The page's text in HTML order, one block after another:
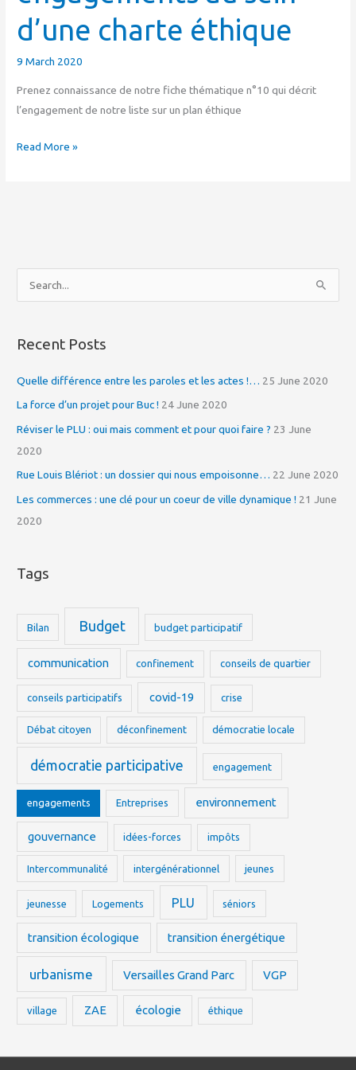
d’une charte éthique
9 March 2020
Prenez connaissance de notre fiche thématique n°10 qui décrit
l’engagement de notre liste sur un plan éthique
engagements
au
sein
d’une
charte
éthique
Read More »
r
c
:
Recent Posts
Quelle différence entre les paroles et les actes !… 25 June 2020
La force d’un projet pour Buc ! 24 June 2020
Réviser le PLU : oui mais comment et pour quoi faire ? 23 June
2020
Rue Louis Blériot : un dossier qui nous empoisonne… 22 June 2020
Les commerces : une clé pour un coeur de ville dynamique ! 21 June
2020
Tags
Bilan Budget budget participatif
communication confinement conseils de quartier
conseils participatifs covid-19 crise
Débat citoyen déconfinement démocratie locale
démocratie participative engagement
engagements Entreprises environnement
gouvernance idées-forces impôts
Intercommunalité intergénérationnel jeunes
jeunesse Logements PLU séniors
transition écologique transition énergétique
urbanisme Versailles Grand Parc VGP
village ZAE écologie éthique